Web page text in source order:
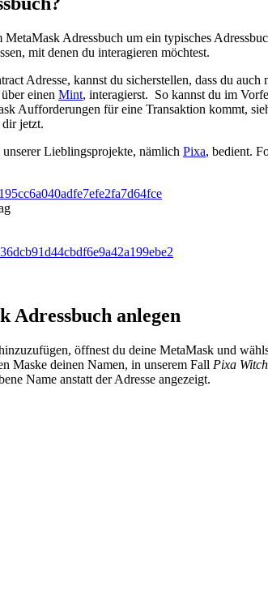
MetaMask Adressbuch um ein typisches
mit denen du interagieren möchtest.
Adresse, kannst du sicherstellen, dass du
einen Mint, interagierst. So kannst du im
Aufforderungen für eine Transaktion kommt,
jetzt.
Lieblingsprojekte, nämlich Pixa, bedient.
Adressbuch anlegen
öffnest du deine MetaMask und
Maske deinen Namen, in unserem Fall Pixa Witch
Name anstatt der Adresse angezeigt.